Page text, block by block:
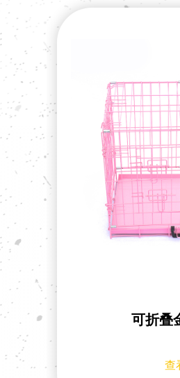
敞顶重型
查